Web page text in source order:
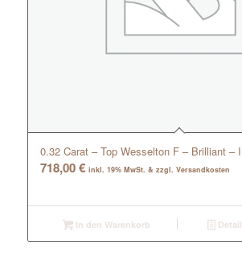
0.32 Carat – Top Wesselton F – Brilliant –
718,00€ inkl. 19% MwSt. & zzgl. Versandkosten
In den Warenkorb